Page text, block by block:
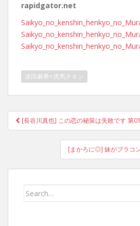
rapidgator.net
波田麻希×虎馬チキン
Post
navigation
[長谷川真也] この恋の秘策は失敗です 第
[まかろに◎] 妹がブラコ
Search